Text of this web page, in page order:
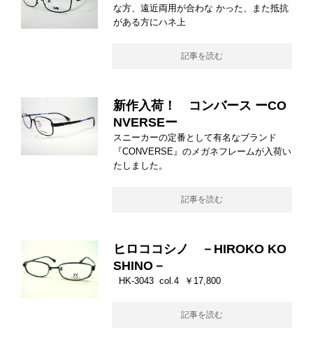
な方、遠近両用が合わな かった、また抵抗
がある方にハネ上
記事を読む
新作入荷！ コンバース ーCO
NVERSEー
スニーカーの定番として有名なブランド
『CONVERSE』のメガネフレームが入荷い
たしました。
記事を読む
ヒロココシノ －HIROKO KO
SHINO－
HK-3043 col.4 ￥17,800
記事を読む